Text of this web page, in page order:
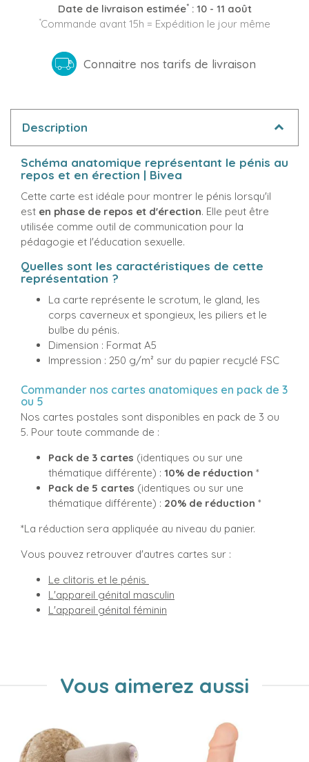
Date de livraison estimée*: 10 - 11 août
*Commande avant 15h = Expédition le jour même
Connaitre nos tarifs de livraison
Description
Schéma anatomique représentant le pénis au
repos et en érection | Bivea
Cette carte est idéale pour montrer le pénis lorsqu'il
est en phase de repos et d'érection. Elle peut être
utilisée comme outil de communication pour la
pédagogie et l'éducation sexuelle.
Quelles sont les caractéristiques de cette
représentation ?
La carte représente le scrotum, le gland, les
corps caverneux et spongieux, les piliers et le
bulbe du pénis.
Dimension : Format A5
Impression : 250 g/m² sur du papier recyclé FSC
Commander nos cartes anatomiques en pack de 3
ou 5
Nos cartes postales sont disponibles en pack de 3 ou
5. Pour toute commande de :
Pack de 3 cartes (identiques ou sur une
thématique différente) : 10% de réduction *
Pack de 5 cartes (identiques ou sur une
thématique différente) : 20% de réduction *
*La réduction sera appliquée au niveau du panier.
Vous pouvez retrouver d'autres cartes sur :
Le clitoris et le pénis
L'appareil génital masculin
L'appareil génital féminin
Vous aimerez aussi